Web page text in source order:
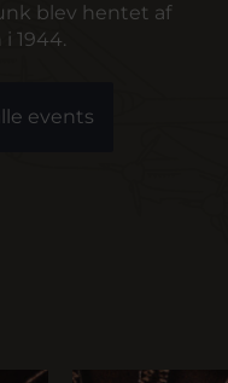
blev hentet af
1944.
events